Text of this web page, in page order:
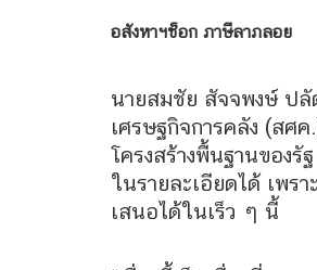
อสังหาฯช็อก ภาษีลาภลอย
นายสมชัย สัจจพงษ์ ปลั
เศรษฐกิจการคลัง (สศ
โครงสร้างพื้นฐานของรั
ในรายละเอียดได้ เพร
เสนอได้ในเร็ว ๆ นี้